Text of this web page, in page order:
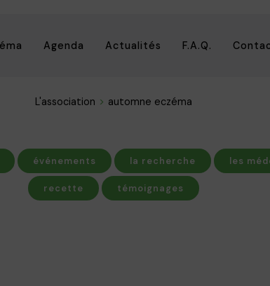
Agenda Actualités F.A.Q.
L'association automne eczéma
événements la recherche les
recette témoignages